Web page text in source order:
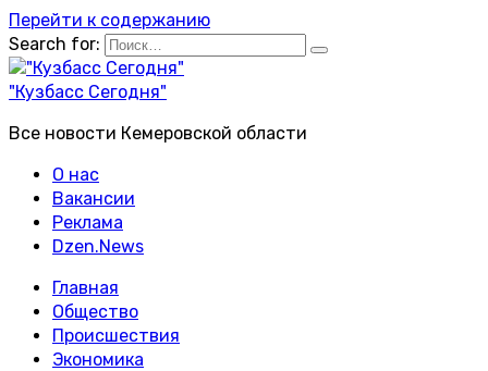
Перейти к содержанию
Search for:
"Кузбасс Сегодня"
Все новости Кемеровской области
О нас
Вакансии
Реклама
Dzen.News
Главная
Общество
Происшествия
Экономика